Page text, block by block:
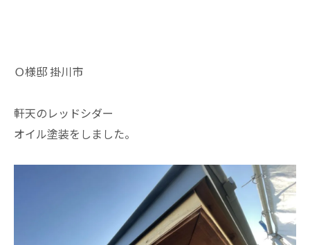
Ｏ様邸 掛川市
軒天のレッドシダー
オイル塗装をしました。